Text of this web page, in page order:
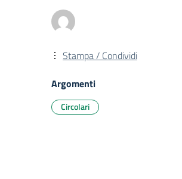
Stampa / Condividi
Argomenti
Circolari